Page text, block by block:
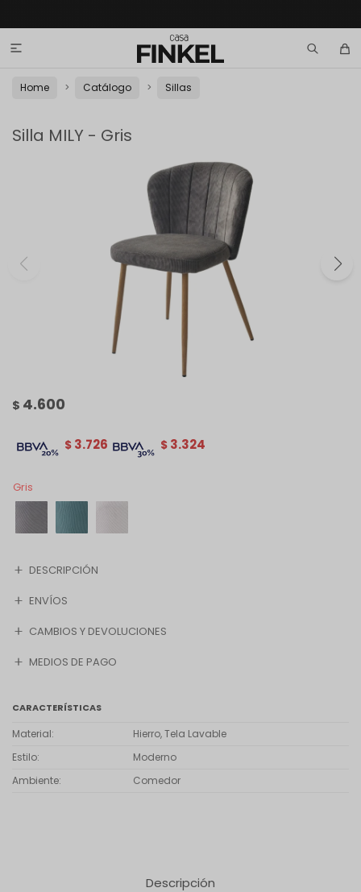

Home Catálogo Sillas
Silla MILY - Gris
$ 4.600
$ 3.324
$ 3.726
Gris
DESCRIPCIÓN
ENVÍOS
CAMBIOS Y DEVOLUCIONES
MEDIOS DE PAGO
CARACTERÍSTICAS
Material
Hierro, Tela Lavable
Estilo
Moderno
Ambiente
Comedor
Descripción